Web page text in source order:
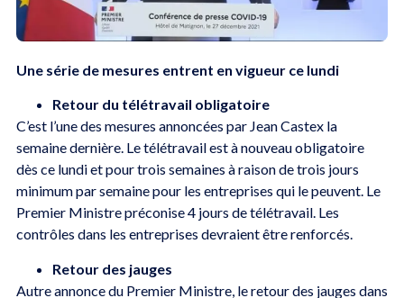
Une série de mesures entrent en vigueur ce lundi
Retour du télétravail obligatoire
C’est l’une des mesures annoncées par Jean Castex la
semaine dernière. Le télétravail est à nouveau obligatoire
dès ce lundi et pour trois semaines à raison de trois jours
minimum par semaine pour les entreprises qui le peuvent. Le
Premier Ministre préconise 4 jours de télétravail. Les
contrôles dans les entreprises devraient être renforcés.
Retour des jauges
Autre annonce du Premier Ministre, le retour des jauges dans